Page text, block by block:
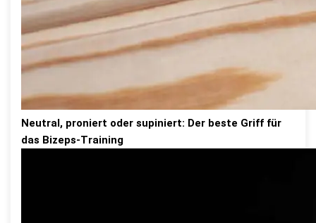
Neutral, proniert oder supiniert: Der beste Griff für
das Bizeps-Training